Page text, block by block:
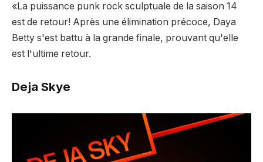
«La puissance punk rock sculptuale de la saison 14
est de retour! Après une élimination précoce, Daya
Betty s'est battu à la grande finale, prouvant qu'elle
est l'ultime retour.
Deja Skye